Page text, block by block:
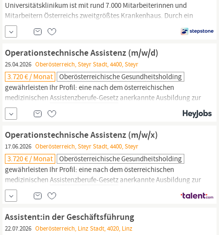
Universitätsklinikum ist mit rund 7.000 Mitarbeiterinnen und
Mitarbeitern Österreichs zweitgrößtes Krankenhaus. Durch ein
exzellentes Zusammenspiel von medizinischer
Spitzenversorgung, kompetenter Pflege sowie
zukunftsorientierter Forschung und Lehre entwickeln wir eine
wegweisende medizinische Infrastruktur inOberösterreich.
Operationstechnische Assistenz (m/w/d)
25.04.2026 Oberösterreich, Steyr Stadt, 4400, Steyr
3.720 € / Monat
Oberösterreichische Gesundheitsholding
gewährleisten Ihr Profil: eine nach dem österreichischen
medizinischen Assistenzberufe-Gesetz anerkannte Ausbildung zur
Operationstechnischen
Gesundheitsberuferegister (GBR-Ausweis) Erbringung von
Bereitschafts-, Nacht- und Wochenenddiensten Ausländische
Diplome müssen nostrifiziert sein bzw.
Operationstechnische Assistenz (m/w/x)
17.06.2026 Oberösterreich, Steyr Stadt, 4400, Steyr
3.720 € / Monat
Oberösterreichische Gesundheitsholding
gewährleisten Ihr Profil: eine nach dem österreichischen
medizinischen Assistenzberufe-Gesetz anerkannte Ausbildung zur
Operationstechnischen
Gesundheitsberuferegister (GBR-Ausweis) Erbringung von
Diplome müssen nostrifiziert sein bzw.
Assistent:in der Geschäftsführung
22.07.2026 Oberösterreich, Linz Stadt, 4020, Linz